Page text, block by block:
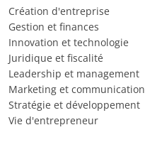
Création d'entreprise
Gestion et finances
Innovation et technologie
Juridique et fiscalité
Leadership et management
Marketing et communication
Stratégie et développement
Vie d'entrepreneur